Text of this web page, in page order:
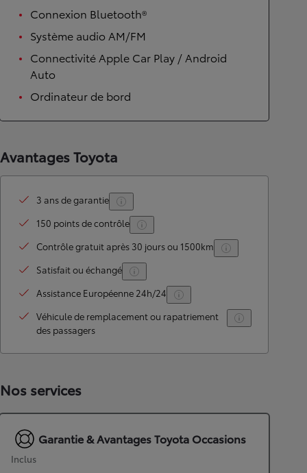
Connexion Bluetooth®
Système audio AM/FM
Connectivité Apple Car Play / Android
Auto
Ordinateur de bord
Avantages Toyota
3 ans de garantie
150 points de contrôle
Contrôle gratuit après 30 jours ou 1500km
Satisfait ou échangé
Assistance Européenne 24h/24
Véhicule de remplacement ou rapatriement
des passagers
Nos services
Garantie & Avantages Toyota Occasions
Inclus